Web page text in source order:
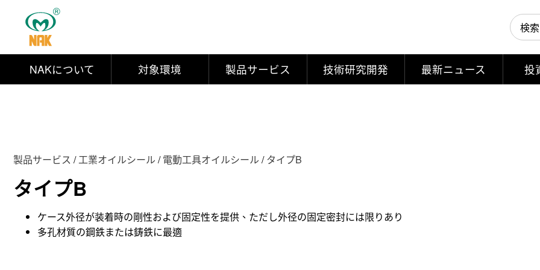
NAKについて 対象環境 製品サービス 技術研究開発 最新ニュース 投
製品サービス /工業オイルシール /電動工具オイルシール /タイプB
タイプB
ケース外径が装着時の剛性および固定性を提供、ただし外径の固定密封には限りあり
多孔材質の鋼鉄または鋳鉄に最適